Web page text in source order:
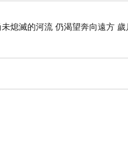
熄滅的河流 仍渴望奔向遠方 歲